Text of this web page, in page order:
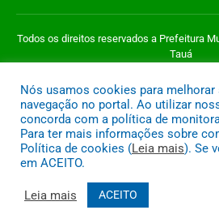
Todos os direitos reservados a Prefeitura
Tauá
Mapa do Site Acessar Área
Nós usamos cookies para melhorar
navegação no portal. Ao utilizar
concorda com a política de
Para ter mais informações sobre
Política de cookies (Leia mais). Se
em ACEITO.
Leia mais ACEITO